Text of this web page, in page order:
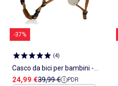
-37%
(4)
Casco da bici per bambini -
LIONELO - 50-56 cm -
Prezzo di vendita
24,99 €Prezzo di riferimento
39,99 € PDR